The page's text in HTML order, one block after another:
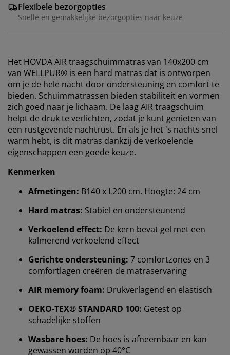
Flexibele bezorgopties
Snelle en gemakkelijke bezorgopties naar keuze
Het HOVDA AIR traagschuimmatras van 140x200 cm
van WELLPUR® is een hard matras dat is ontworpen
om je de hele nacht door ondersteuning en comfort te
bieden. Schuimmatrassen bieden stabiliteit en vormen
zich goed naar je lichaam. De laag AIR traagschuim
helpt de druk te verlichten, zodat je kunt genieten van
een rustgevende nachtrust. En als je het 's nachts snel
warm hebt, is dit matras dankzij de verkoelende
eigenschappen een goede keuze.
Kenmerken
Afmetingen: B140 x L200 cm. Hoogte: 24 cm
Hard matras: Stabiel en ondersteunend
Verkoelend effect: De kern bevat gel met een
kalmerend verkoelend effect
Gerichte ondersteuning: 7 comfortzones en 3
comfortlagen creëren de matraservaring
AIR memory foam: Drukverlagend en elastisch
OEKO-TEX® STANDARD 100: Getest op
schadelijke stoffen
Wasbare hoes: De hoes is afneembaar en kan
gewassen worden op 40°C